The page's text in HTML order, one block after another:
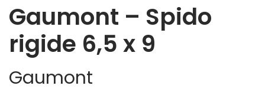
Gaumont – Spido
rigide 6,5 x 9
Gaumont